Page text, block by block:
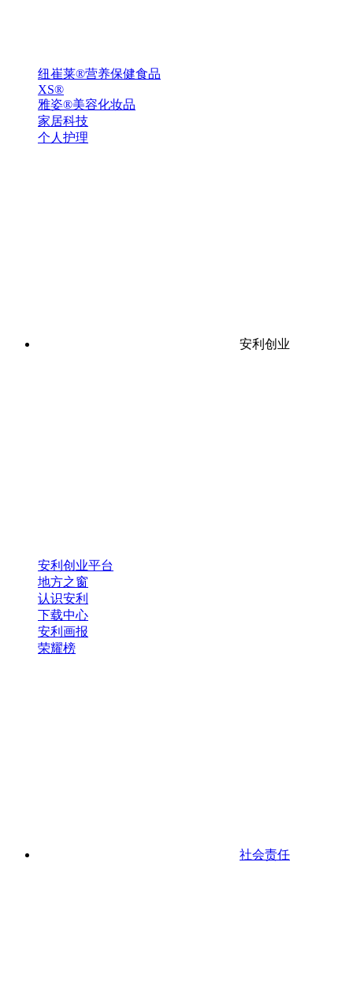
纽崔莱®营养保健食品
XS®
雅姿®美容化妆品
家居科技
个人护理
安利创业
安利创业平台
地方之窗
认识安利
下载中心
安利画报
荣耀榜
社会责任